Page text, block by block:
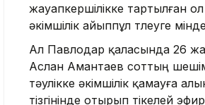
жауапкершілікке тартылған
әкімшілік айыппұл төлеуге
Ал Павлодар қаласында 26
Аслан Амантаев соттың
тәулікке әкімшілік қамауға
тізгінінде отырып тікелей